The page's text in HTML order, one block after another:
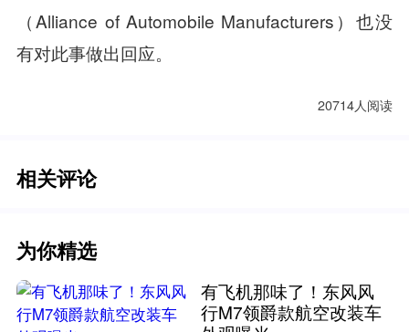
（Alliance of Automobile Manufacturers）也没
有对此事做出回应。
20714人阅读
相关评论
为你精选
有飞机那味了！东风风
行M7领爵款航空改装车